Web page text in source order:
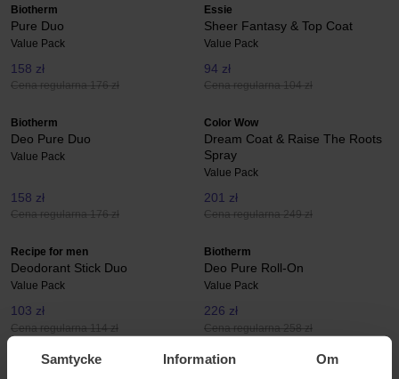
Samtycke Information Om
Biotherm
Pure Duo
Value Pack
158 zł
Cena regularna 176 zł
Essie
Sheer Fantasy & Top Coat
Value Pack
94 zł
Cena regularna 104 zł
Biotherm
Deo Pure Duo
Value Pack
158 zł
Cena regularna 176 zł
Color Wow
Dream Coat & Raise The Roots
Spray
Value Pack
201 zł
Cena regularna 249 zł
Recipe for men
Deodorant Stick Duo
Value Pack
103 zł
Cena regularna 114 zł
Biotherm
Deo Pure Roll-On
Value Pack
226 zł
Cena regularna 258 zł
Aveda Dermalogica